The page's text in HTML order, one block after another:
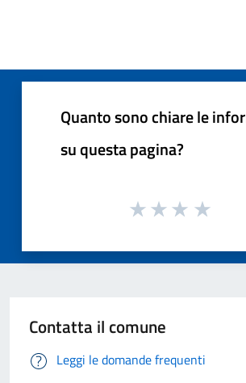
Quanto sono chiare le
su questa pagina?
Contatta il comune
Leggi le domande frequenti